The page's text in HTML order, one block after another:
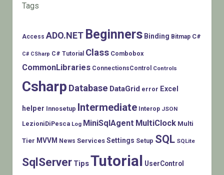
Tags
Access ADO.NET Beginners Binding Bitmap C#
C# CSharp C# Tutorial Class Combobox
CommonLibraries ConnectionsControl Controls
Csharp Database DataGrid error Excel
helper Innosetup Intermediate Interop JSON
LezioniDiPesca Log MiniSqlAgent MultiClock Multi
Tier MVVM News Services Settings Setup SQL SQLite
SqlServer TipsTutorial UserControl